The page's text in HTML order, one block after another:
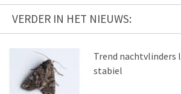
VERDER IN HET NIEUWS:
Trend nachtvlinders
stabiel